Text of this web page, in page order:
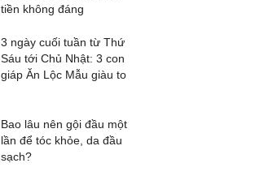
tiền không đáng
3 ngày cuối tuần từ Thứ
Sáu tới Chủ Nhật: 3 con
giáp Ăn Lộc Mẫu giàu to
Bao lâu nên gội đầu một
lần để tóc khỏe, da đầu
sạch?